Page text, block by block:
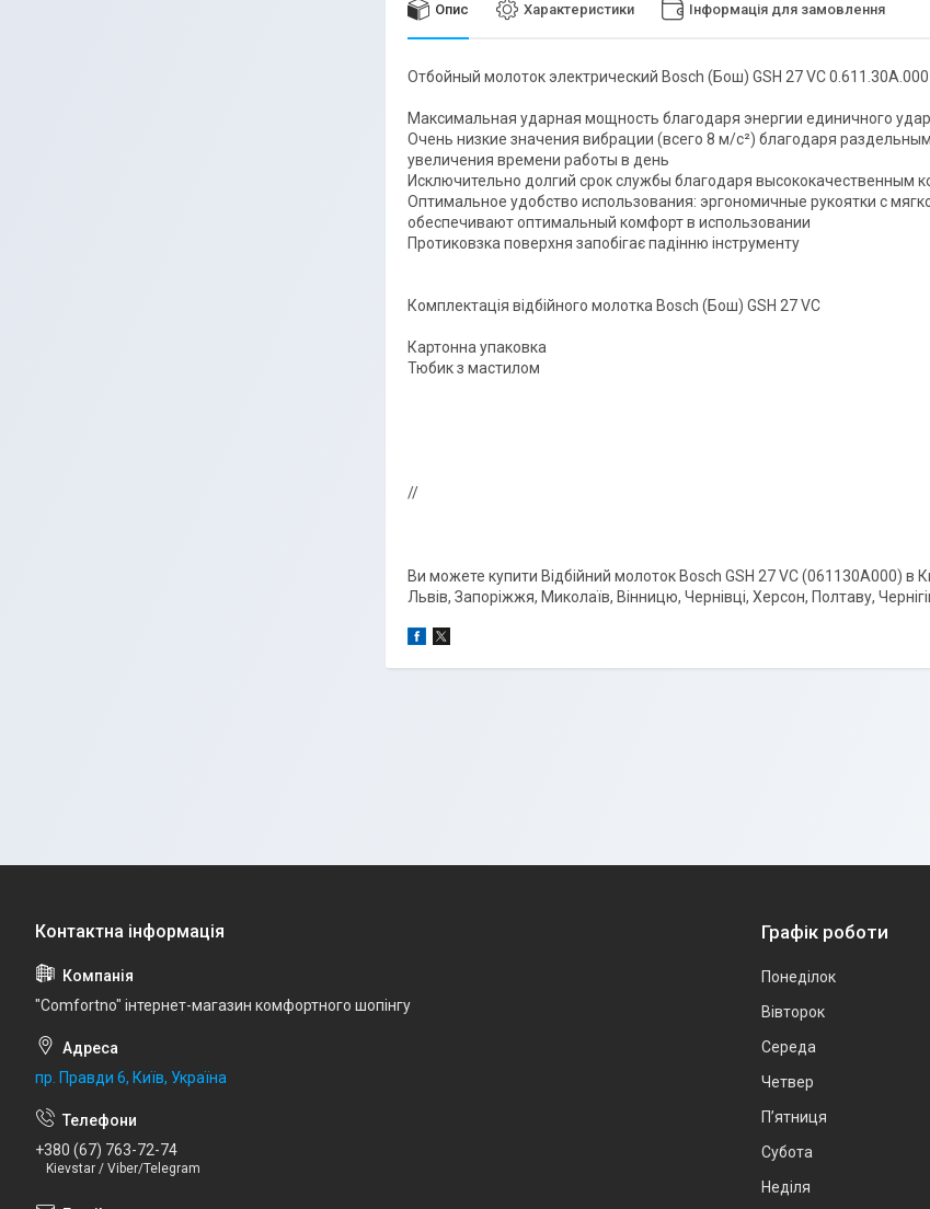
Опис Характеристики Інформація для замовлення
Отбойный молоток электрический Bosch (Бош) GSH 27 VC 0.611.30A.000
Максимальная ударная мощность благодаря энергии единичного
Очень низкие значения вибрации (всего 8 м/с²) благодаря
увеличения времени работы в день
Исключительно долгий срок службы благодаря высококачественным
Оптимальное удобство использования: эргономичные рукоятки с
обеспечивают оптимальный комфорт в использовании
Протиковзка поверхня запобігає падінню інструменту
Комплектація відбійного молотка Bosch (Бош) GSH 27 VC
Картонна упаковка
Тюбик з мастилом
//
Ви можете купити Відбійний молоток Bosch GSH 27 VC (061130A000) в
Львів, Запоріжжя, Миколаїв, Вінницю, Чернівці, Херсон, Полтаву,
"Comfortno" інтернет-магазин комфортного шопінгу
пр. Правди 6, Київ, Україна
+380 (67) 763-72-74
Kievstar / Viber/Telegram
Графік роботи
Понеділок
Вівторок
Середа
Четвер
Пʼятниця
Субота
Неділя